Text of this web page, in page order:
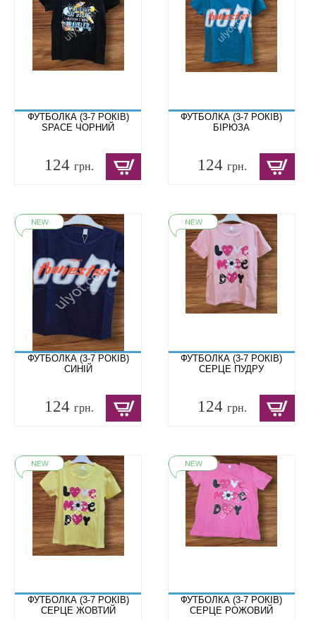
ФУТБОЛКА (3-7 РОКІВ)
SPACE ЧОРНИЙ
124 грн.
ФУТБОЛКА (3-7 РОКІВ)
БІРЮЗА
124грн.
ФУТБОЛКА (3-7 РОКІВ)
СИНІЙ
124 грн.
ФУТБОЛКА (3-7 РОКІВ)
СЕРЦЕ ПУДРУ
124грн.
ФУТБОЛКА (3-7 РОКІВ)
СЕРЦЕ ЖОВТИЙ
ФУТБОЛКА (3-7 РОКІВ)
СЕРЦЕ РОЖОВИЙ